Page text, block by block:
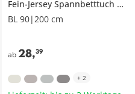
Fein-Jersey Spannbetttuch
UNI
BL 90|200 cm
ab 28,39
+ 2